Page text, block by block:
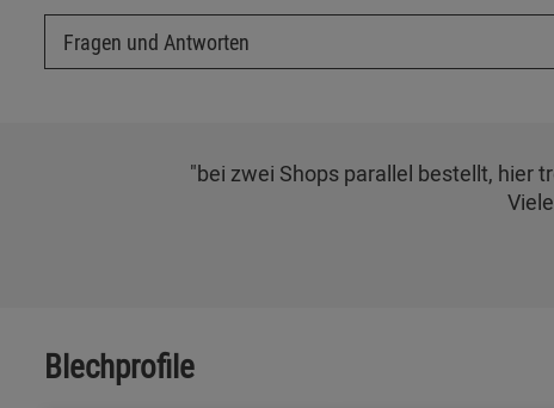
Fragen und Antworten
"bei zwei Shops parallel bestellt, hier
Blechprofile